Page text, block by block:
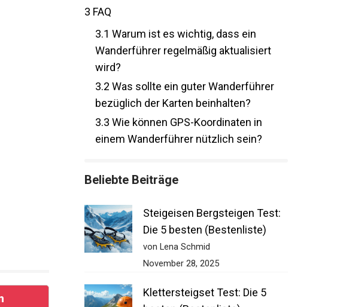
Deutschland aus?
FAQ
3.1Warum ist es wichtig, dass ein
Wanderführer regelmäßig aktualisiert
wird?
3.2Was sollte ein guter Wanderführer
bezüglich der Karten beinhalten?
3.3Wie können GPS-Koordinaten in
Steigeisen Bergsteigen Test:
Die 5 besten (Bestenliste)
von Lena Schmid